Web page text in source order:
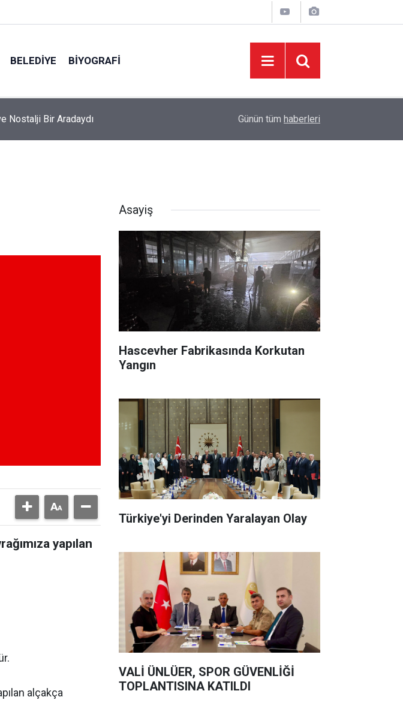
BELEDIYE BIYOGRAFI
Nostalji Bir Aradaydı İklim Dirençli Tarım İçin Güç Birliği
Günün tüm haberleri
yapılan
alçakça
Asayiş
Hascevher Fabrikasında Korkutan
Yangın
Türkiye'yi Derinden Yaralayan Olay
VALİ ÜNLÜER, SPOR GÜVENLİĞİ
TOPLANTISINA KATILDI